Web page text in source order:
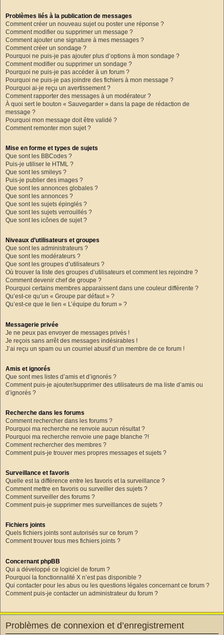
Problèmes liés à la publication de messages
Comment créer un nouveau sujet ou poster une réponse ?
Comment modifier ou supprimer un message ?
Comment ajouter une signature à mes messages ?
Comment créer un sondage ?
Pourquoi ne puis-je pas ajouter plus d’options à mon sondage ?
Comment modifier ou supprimer un sondage ?
Pourquoi ne puis-je pas accéder à un forum ?
Pourquoi ne puis-je pas joindre des fichiers à mon message ?
Pourquoi ai-je reçu un avertissement ?
Comment rapporter des messages à un modérateur ?
À quoi sert le bouton « Sauvegarder » dans la page de rédaction de
message ?
Pourquoi mon message doit être validé ?
Comment remonter mon sujet ?
Mise en forme et types de sujets
Que sont les BBCodes ?
Puis-je utiliser le HTML ?
Que sont les smileys ?
Puis-je publier des images ?
Que sont les annonces globales ?
Que sont les annonces ?
Que sont les sujets épinglés ?
Que sont les sujets verrouillés ?
Que sont les icônes de sujet ?
Niveaux d’utilisateurs et groupes
Que sont les administrateurs ?
Que sont les modérateurs ?
Que sont les groupes d’utilisateurs ?
Où trouver la liste des groupes d’utilisateurs et comment les rejoindre ?
Comment devenir chef de groupe ?
Pourquoi certains membres apparaissent dans une couleur différente ?
Qu’est-ce qu’un « Groupe par défaut » ?
Qu’est-ce que le lien « L’équipe du forum » ?
Messagerie privée
Je ne peux pas envoyer de messages privés !
Je reçois sans arrêt des messages indésirables !
J’ai reçu un spam ou un courriel abusif d’un membre de ce forum !
Amis et ignorés
Que sont mes listes d’amis et d’ignorés ?
Comment puis-je ajouter/supprimer des utilisateurs de ma liste d’amis ou
d’ignorés ?
Recherche dans les forums
Comment rechercher dans les forums ?
Pourquoi ma recherche ne renvoie aucun résultat ?
Pourquoi ma recherche renvoie une page blanche ?!
Comment rechercher des membres ?
Comment puis-je trouver mes propres messages et sujets ?
Surveillance et favoris
Quelle est la différence entre les favoris et la surveillance ?
Comment mettre en favoris ou surveiller des sujets ?
Comment surveiller des forums ?
Comment puis-je supprimer mes surveillances de sujets ?
Fichiers joints
Quels fichiers joints sont autorisés sur ce forum ?
Comment trouver tous mes fichiers joints ?
Concernant phpBB
Qui a développé ce logiciel de forum ?
Pourquoi la fonctionnalité X n’est pas disponible ?
Qui contacter pour les abus ou les questions légales concernant ce forum ?
Comment puis-je contacter un administrateur du forum ?
Problèmes de connexion et d’enregistrement